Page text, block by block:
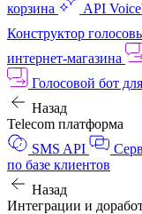
корзина
API
Конструктор
интернет‑магазина
Голосовой бот
Назад
Telecom платформа
SMS API
по базе клиентов
Назад
Интеграции и